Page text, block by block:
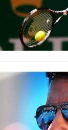
31-Ago-15